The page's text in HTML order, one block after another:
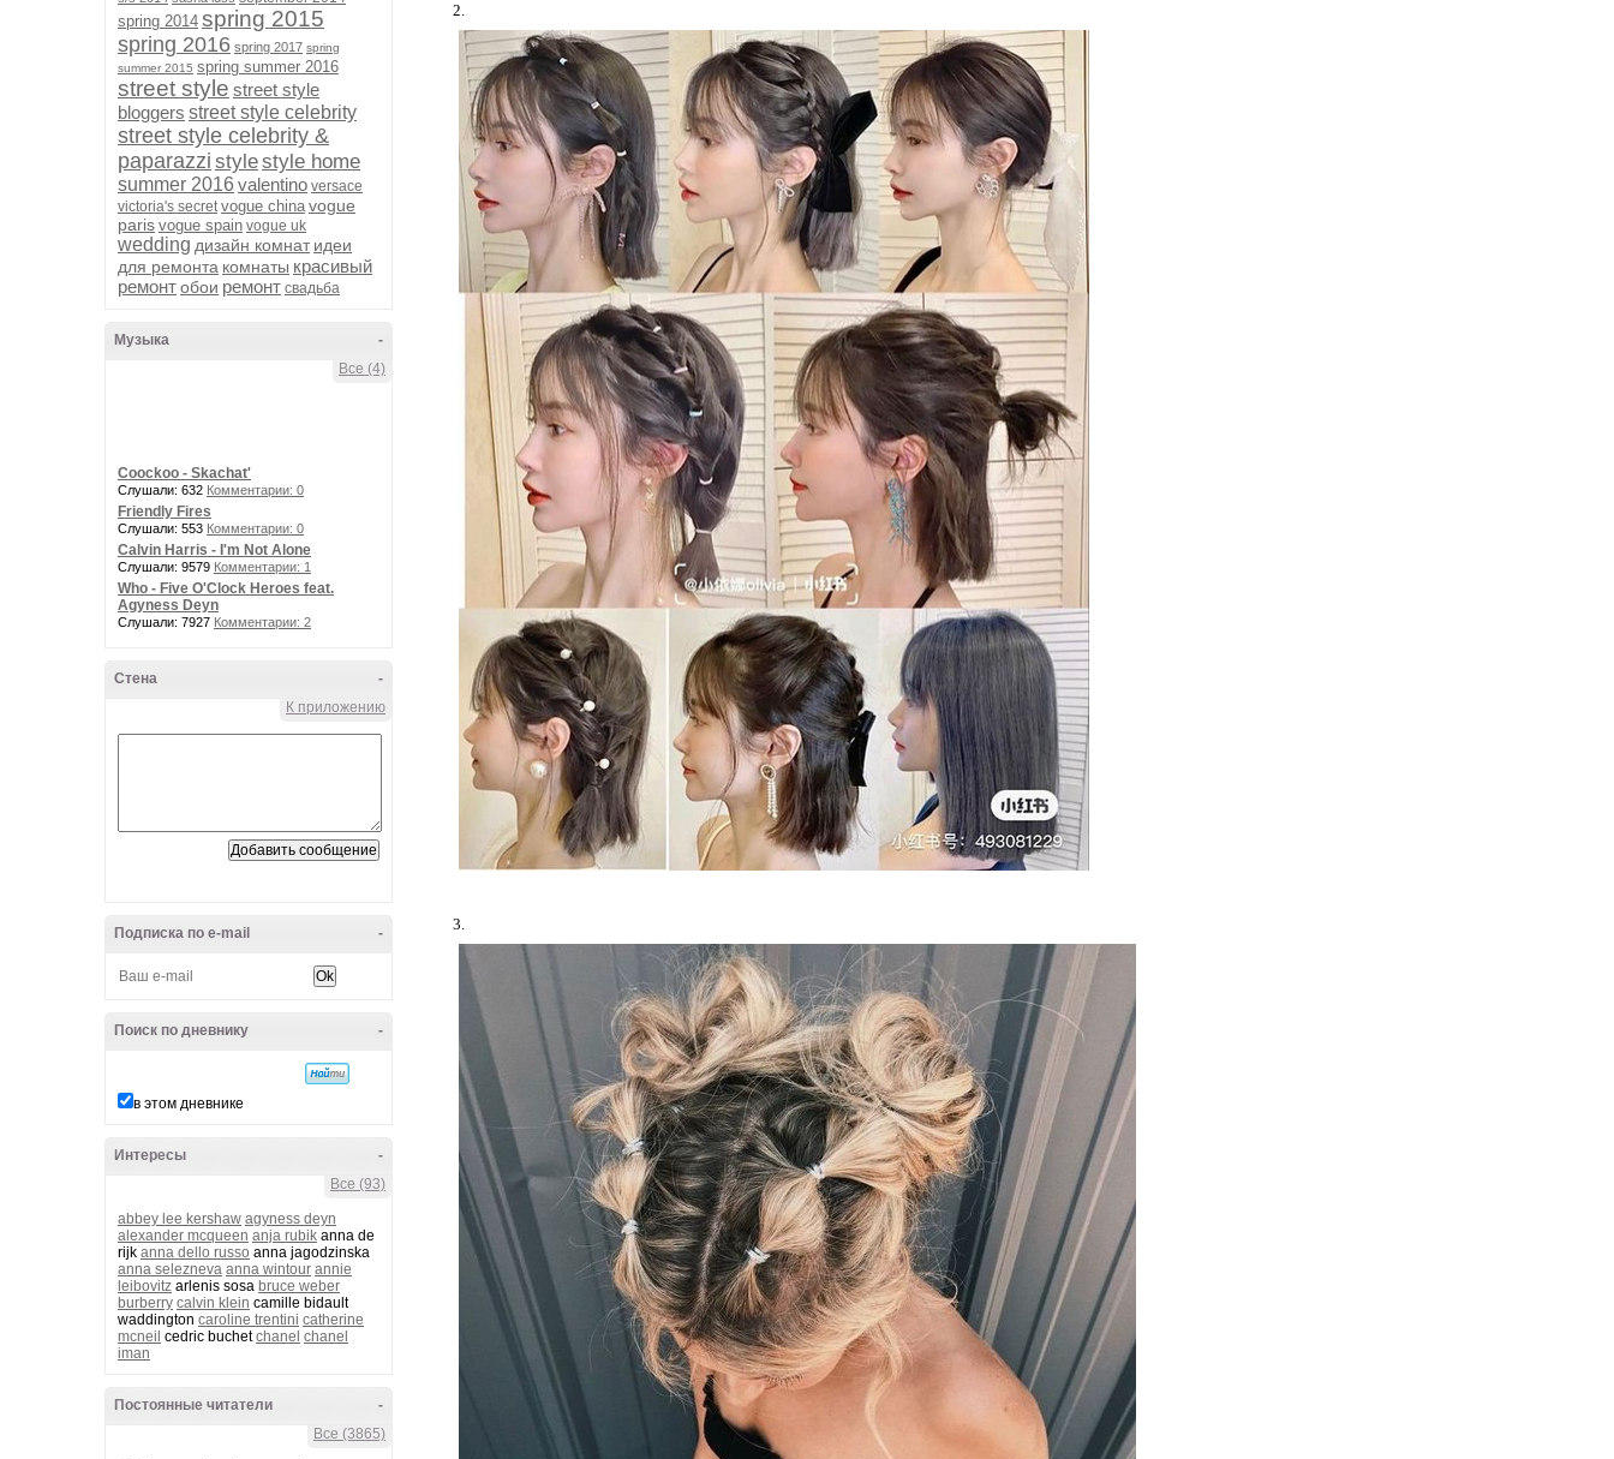
spring 2014 spring 2015
spring 2016 spring 2017 spring
summer 2015 spring summer 2016
street style street style
bloggers street style celebrity
street style celebrity &
paparazzi stylestyle home
summer 2016 valentino versace
victoria's secret vogue china vogue
paris vogue spain vogue uk
wedding дизайн комнат идеи
для ремонта комнаты красивый
ремонтобои ремонт свадьба
-
Музыка
Все (4)
Coockoo - Skachat'
Слушали: 632 Комментарии: 0
Friendly Fires
Слушали: 553 Комментарии: 0
Calvin Harris - I'm Not Alone
Слушали: 9579 Комментарии: 1
Who - Five O'Clock Heroes feat.
Agyness Deyn
Слушали: 7927 Комментарии: 2
-
Стена
К приложению
-
Подписка по e-mail
-
Поиск по дневнику
в этом дневнике
-
Интересы
Все (93)
abbey lee kershaw agyness deyn
alexander mcqueen anja rubik anna de
rijk anna dello russo anna jagodzinska
anna selezneva anna wintour annie
leibovitz arlenis sosa bruce weber
burberry calvin klein camille bidault
waddington caroline trentini catherine
mcneil cedric buchetchanel chanel
iman
-
Постоянные читатели
Все (3865)
2.
3.